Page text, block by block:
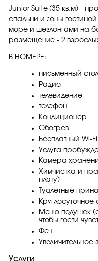
Junior Suite (35 кв.м) -
спальни и зоны
море и шезлонгами на
размещение - 2
В НОМЕРЕ:
письменный стол
Радио
телевидение
телефон
Кондиционер
Обогрев
Бесплатный Wi-Fi
Услуга
Камера
Химчистка и
плату)
Туалетные
Меню подушек
чтобы гости
Фен
Увеличительное
Услуги